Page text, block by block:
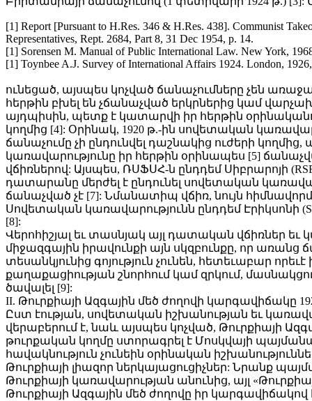
[1] Report [Pursuant to H.Res. 346 & H.Res. 438]. Communist
Representatives, Rept. 2684, Part 8, 31 Dec 1954, p. 14.
[1] Sorensen M. Manual of Public International Law. New York,
[1] Toynbee A.J. Survey of International Affairs 1924. London,
ունեցած, այսպես կոչված ճանաչումները չեն
հերթին բխել են չճանաչված երկրներից կամ
այդպիսին, պետք է կատարվի իր հերթին
կողմից [4]: Օրինակ, 1920 թ.-ին սովետական
ճանաչումը չի ընդունվել դաշնակից ուժերի
կառավարությունը իր հերթին օրինապես [5]
վճիռներով: Այսպես, ՌՍՖՍՀ-ն ընդդեմ Սիբրարոյի
դատարանը մերժել է ընդունել սովետական
ճանաչված չէ [7]: Նմանատիպ վճիռ, նույն
Սովետական կառավարությունն ընդդեմ Էրիկսոնի
[8]:
Վերոհիշյալ եւ տասնյակ այլ դատական վճիռներ
միջազգային իրավունքի այն սկզբունքը, որ
տեսանկյունից գոյություն չունեն, հետեւաբար
քաղաքացիության շնորհում կամ զրկում,
ծավալել [9]:
II. Թուրքիայի Ազգային մեծ ժողովի կարգավիճակը
Ըստ էության, սովետական իշխանության եւ
վերաբերում է, նաև այսպես կոչված, Թուրքիայի
թուրքական կողմը ստորագրել է Մոսկվայի
հավակնություն չունեին օրինական
Թուրքիայի լիազոր ներկայացուցիչներ: Նրանք
Թուրքիայի կառավարության անունից, այլ
Թուրքիայի Ազգային մեծ ժողովը իր